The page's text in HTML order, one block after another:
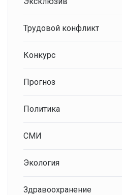
Трудовой конфликт
Конкурс
Прогноз
Политика
СМИ
Экология
Здравоохранение